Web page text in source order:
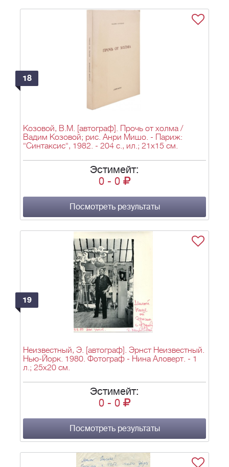
18
Козовой, В.М. [автограф]. Прочь от холма /
Вадим Козовой; рис. Анри Мишо. - Париж:
"Синтаксис", 1982. - 204 с., ил.; 21x15 см.
Эстимейт:
0 - 0
Посмотреть результаты
19
Неизвестный, Э. [автограф]. Эрнст Неизвестный.
Нью-Йорк. 1980. Фотограф - Нина Аловерт. - 1
л.; 25х20 см.
Эстимейт:
0 - 0
Посмотреть результаты